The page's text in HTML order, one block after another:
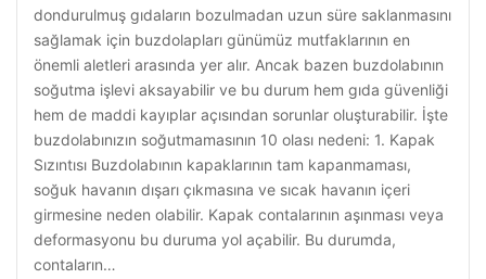
dondurulmuş gıdaların bozulmadan uzun süre saklanmasını
sağlamak için buzdolapları günümüz mutfaklarının en
önemli aletleri arasında yer alır. Ancak bazen buzdolabının
soğutma işlevi aksayabilir ve bu durum hem gıda güvenliği
hem de maddi kayıplar açısından sorunlar oluşturabilir. İşte
buzdolabınızın soğutmamasının 10 olası nedeni: 1. Kapak
Sızıntısı Buzdolabının kapaklarının tam kapanmaması,
soğuk havanın dışarı çıkmasına ve sıcak havanın içeri
girmesine neden olabilir. Kapak contalarının aşınması veya
deformasyonu bu duruma yol açabilir. Bu durumda,
contaların…